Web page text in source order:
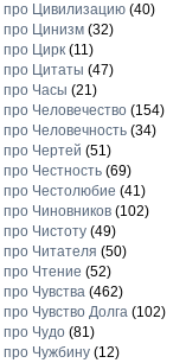
Цивилизацию(40)
Цинизм(32)
Цирк(11)
Цитаты (47)
Часы (21)
Человечество(154)
Человечность(34)
Чертей (51)
Честность(69)
Честолюбие (41)
Чиновников(102)
Чистоту(49)
Читателя (50)
Чтение (52)
Чувства(462)
Чувство Долга(102)
Чудо(81)
Чужбину(12)